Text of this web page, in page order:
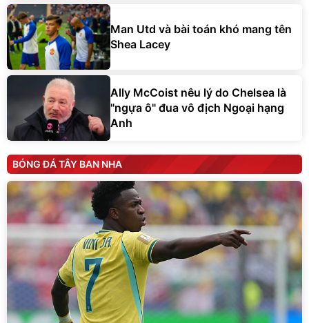
Man Utd và bài toán khó mang tên
Shea Lacey
Ally McCoist nêu lý do Chelsea là
"ngựa ô" đua vô địch Ngoại hạng
Anh
BÓNG ĐÁ TÂY BAN NHA